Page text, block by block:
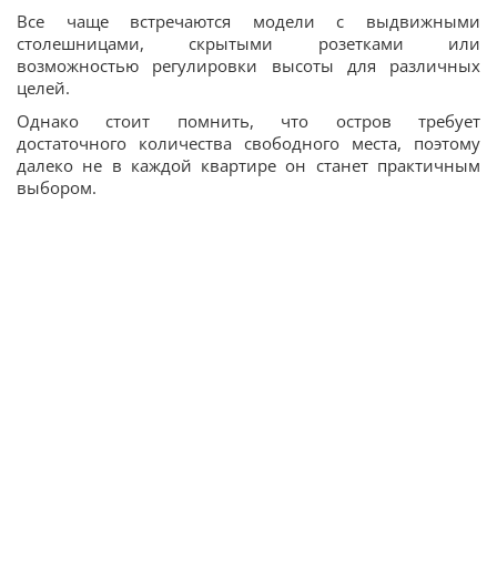
Все чаще встречаются модели с выдвижными
столешницами, скрытыми розетками или
возможностью регулировки высоты для различных
целей.
Однако стоит помнить, что остров требует
достаточного количества свободного места, поэтому
далеко не в каждой квартире он станет практичным
выбором.